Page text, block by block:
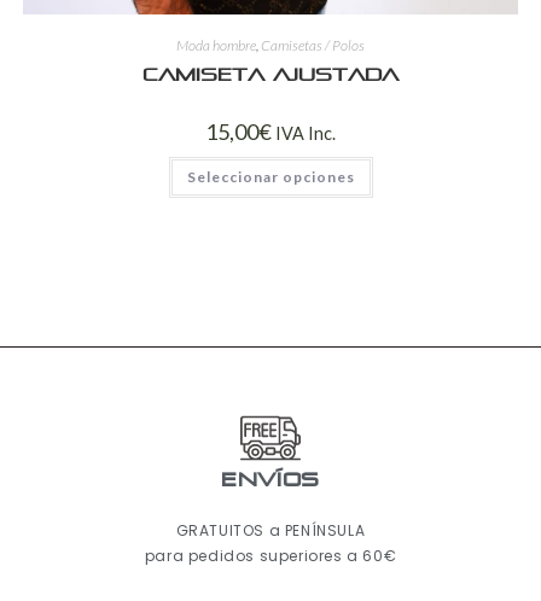
Moda hombre, Camisetas / Polos
Camiseta ajustada
15,00€ IVA Inc.
Seleccionar opciones
ENVÍOS
GRATUITOS a PENÍNSULA
para pedidos superiores a 60€